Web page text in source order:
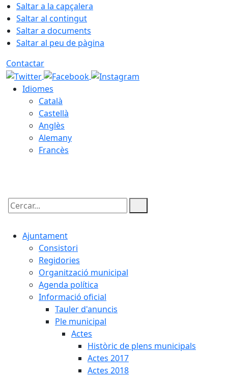
Saltar a la capçalera
Saltar al contingut
Saltar a documents
Saltar al peu de pàgina
Contactar
Idiomes
Català
Castellà
Anglès
Alemany
Francès
Cercar:
Ajuntament
Consistori
Regidories
Organització municipal
Agenda política
Informació oficial
Tauler d'anuncis
Ple municipal
Actes
Històric de plens municipals
Actes 2017
Actes 2018